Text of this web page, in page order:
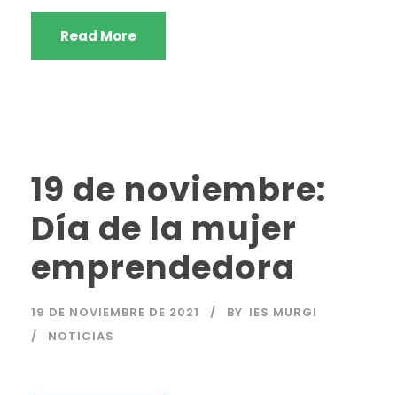
Read More
19 de noviembre:
Día de la mujer
emprendedora
19 DE NOVIEMBRE DE 2021 BY IES MURGI
NOTICIAS